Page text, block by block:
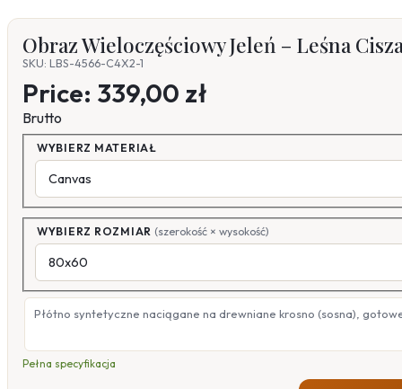
Obraz Wieloczęściowy Jeleń – Leśna
SKU: LBS-4566-C4X2-1
Price: 339,00 zł
Brutto
WYBIERZ MATERIAŁ
WYBIERZ ROZMIAR (szerokość × wysokość)
Płótno syntetyczne naciągane na drewniane krosno (sosna),
Pełna specyfikacja